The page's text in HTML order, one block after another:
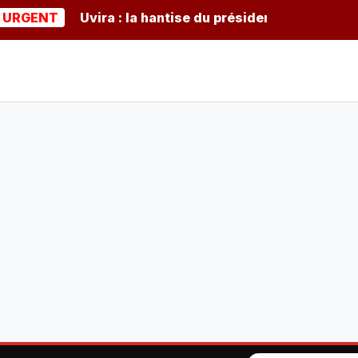
Uvira : la hantise du président burundais